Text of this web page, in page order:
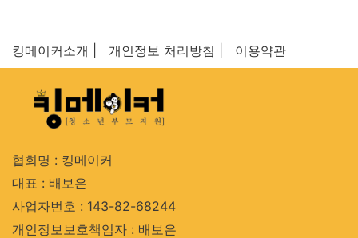
킹메이커소개 | 개인정보 처리방침 | 이용약관
협회명 : 킹메이커
대표 : 배보은
사업자번호 : 143-82-68244
개인정보보호책임자 : 배보은